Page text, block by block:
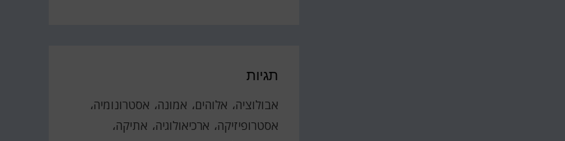
תגיות
אבולוציה אלוהים אמונה
אסטרונומיה
אסטרופיזיקה
ארכיאולוגיה
אתיקה